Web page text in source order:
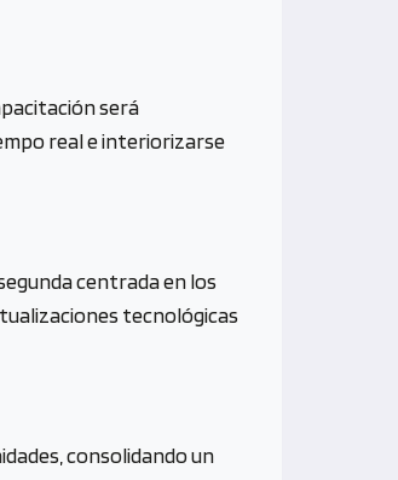
será
real e interiorizarse
centrada en los
tecnológicas
consolidando un